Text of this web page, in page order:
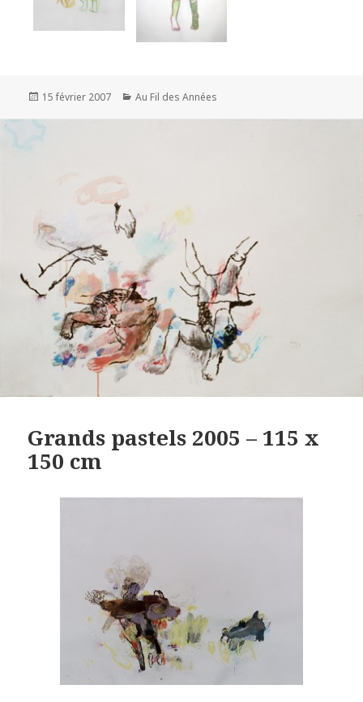
Publié
15 février 2007 Catégories
Au Fil des Années
Grands pastels 2005 – 115 x
150 cm